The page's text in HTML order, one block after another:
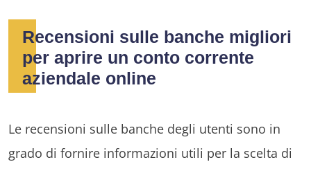
Recensioni sulle banche migliori
per aprire un conto corrente
aziendale online
Le recensioni sulle banche degli utenti sono in
grado di fornire informazioni utili per la scelta di